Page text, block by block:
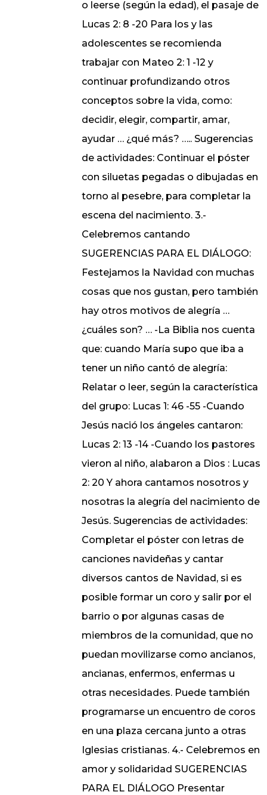
o leerse (según la edad), el pasaje de
Lucas 2: 8 -20 Para los y las
adolescentes se recomienda
trabajar con Mateo 2: 1 -12 y
continuar profundizando otros
conceptos sobre la vida, como:
decidir, elegir, compartir, amar,
ayudar … ¿qué más? ….. Sugerencias
de actividades: Continuar el póster
con siluetas pegadas o dibujadas en
torno al pesebre, para completar la
escena del nacimiento. 3.-
Celebremos cantando
SUGERENCIAS PARA EL DIÁLOGO:
Festejamos la Navidad con muchas
cosas que nos gustan, pero también
hay otros motivos de alegría …
¿cuáles son? … -La Biblia nos cuenta
que: cuando María supo que iba a
tener un niño cantó de alegría:
Relatar o leer, según la característica
del grupo: Lucas 1: 46 -55 -Cuando
Jesús nació los ángeles cantaron:
Lucas 2: 13 -14 -Cuando los pastores
vieron al niño, alabaron a Dios : Lucas
2: 20 Y ahora cantamos nosotros y
nosotras la alegría del nacimiento de
Jesús. Sugerencias de actividades:
Completar el póster con letras de
canciones navideñas y cantar
diversos cantos de Navidad, si es
posible formar un coro y salir por el
barrio o por algunas casas de
miembros de la comunidad, que no
puedan movilizarse como ancianos,
ancianas, enfermos, enfermas u
otras necesidades. Puede también
programarse un encuentro de coros
en una plaza cercana junto a otras
Iglesias cristianas. 4.- Celebremos en
amor y solidaridad SUGERENCIAS
PARA EL DIÁLOGO Presentar